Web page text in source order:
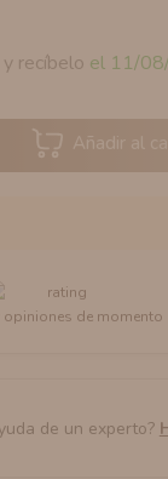
y recíbelo el 11/
Añadir al
opiniones de momento
de un experto?